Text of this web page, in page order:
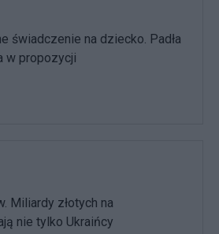
świadczenie na dziecko. Padła
w propozycji
Miliardy złotych na
nie tylko Ukraińcy